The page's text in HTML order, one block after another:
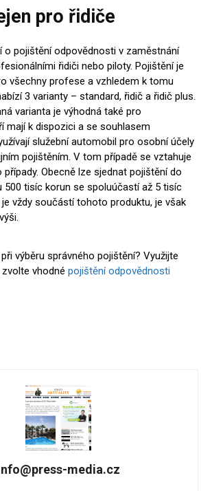
pro řidiče
o pojištění odpovědnosti v zaměstnání
řidiči nebo piloty. Pojištění je
všechny profese a vzhledem k tomu
3 varianty – standard, řidič a řidič plus.
varianta je výhodná také pro
mají k dispozici a se souhlasem
služební automobil pro osobní účely
pojištěním. V tom případě se vztahuje
Obecně lze sjednat pojištění do
500 tisíc korun se spoluúčastí až 5 tisíc
vždy součástí tohoto produktu, je však
výběru správného pojištění? Využijte
vhodné pojištění odpovědnosti
media.cz